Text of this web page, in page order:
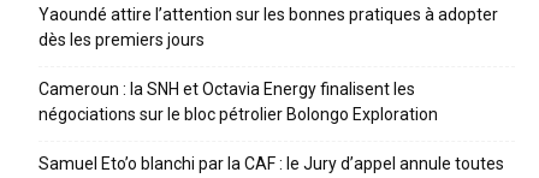
Yaoundé attire l’attention sur les bonnes pratiques à adopter
dès les premiers jours
Cameroun : la SNH et Octavia Energy finalisent les
négociations sur le bloc pétrolier Bolongo Exploration
Samuel Eto’o blanchi par la CAF : le Jury d’appel annule toutes